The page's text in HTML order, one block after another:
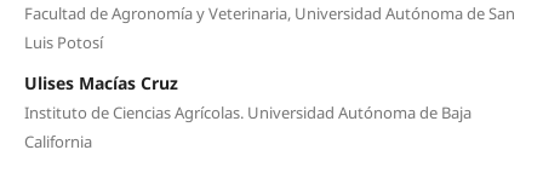
Facultad de Agronomía y Veterinaria, Universidad Autónoma de San
Luis Potosí
Ulises Macías Cruz
Instituto de Ciencias Agrícolas. Universidad Autónoma de Baja
California